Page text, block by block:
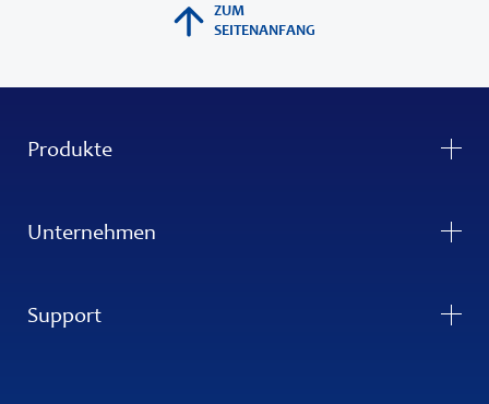
ZUM
SEITENANFANG
Produkte
Unternehmen
Support